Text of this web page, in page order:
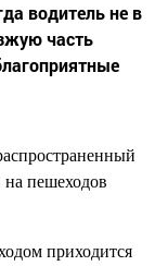
водитель не в
часть
пешеходов
приходится